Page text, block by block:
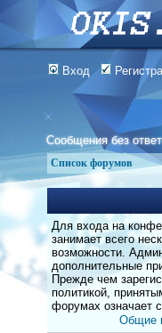
Вход
Сообщения без
Список форумов
Для входа на
занимает всего
возможности.
дополнительные
Прежде чем
политикой,
форумах означает
Общие